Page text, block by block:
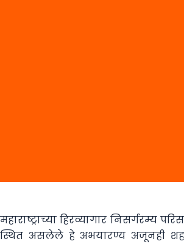
महाराष्ट्राच्या हिरव्यागार
स्थित असलेले हे अभयारण्य अजूनही